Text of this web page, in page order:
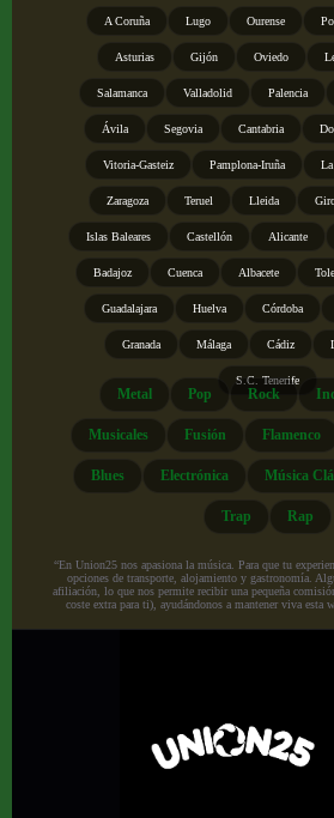
A Coruña Lugo Ourense
Asturias Gijón Oviedo
Salamanca Valladolid Palencia
Ávila Segovia Cantabria
Vitoria-Gasteiz Pamplona-Iruña
Zaragoza Teruel Lleida
Islas Baleares Castellón Alicante
Badajoz Cuenca Albacete
Guadalajara Huelva Córdoba
Granada Málaga Cádiz
S.C. Tenerife
Metal Pop Rock
Musicales Fusión Flamenco
Blues Electrónica Música
Trap Rap
“En Union25 nos apasiona la música. Para que tu
opciones de transporte, alojamiento y gastronomía.
afiliación, lo que nos permite recibir una pequeña
coste extra para ti), ayudándonos a mantener viva esta